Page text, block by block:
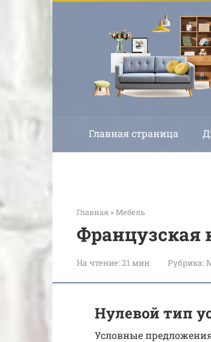
Главная страница
Главная »Мебель
Французская
На чтение:21 мин Рубрика:
Нулевой тип
Условные предложения